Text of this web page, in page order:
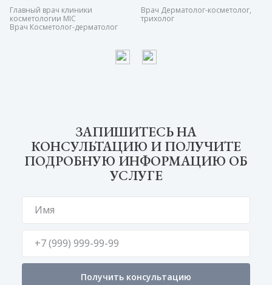
Главный врач клиники
косметологии MIC
Врач Косметолог-дерматолог
Врач Дерматолог-косметолог,
трихолог
ЗАПИШИТЕСЬ НА
КОНСУЛЬТАЦИЮ И ПОЛУЧИТЕ
ПОДРОБНУЮ ИНФОРМАЦИЮ ОБ
УСЛУГЕ
Получить консультацию